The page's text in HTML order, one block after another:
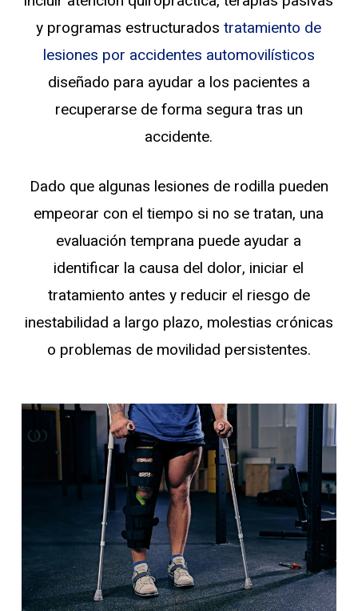
y programas estructuradostratamiento de
lesiones por accidentes automovilísticos
diseñado para ayudar a los pacientes a
recuperarse de forma segura tras un
accidente.
Dado que algunas lesiones de rodilla pueden
empeorar con el tiempo si no se tratan, una
evaluación temprana puede ayudar a
identificar la causa del dolor, iniciar el
tratamiento antes y reducir el riesgo de
inestabilidad a largo plazo, molestias crónicas
o problemas de movilidad persistentes.